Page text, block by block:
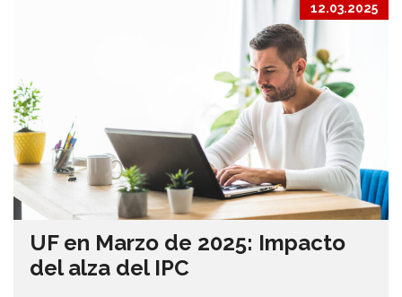
12.03.2025
UF en Marzo de 2025: Impacto
del alza del IPC